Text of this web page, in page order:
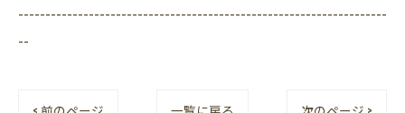
--------------------------------------------------------------------
--